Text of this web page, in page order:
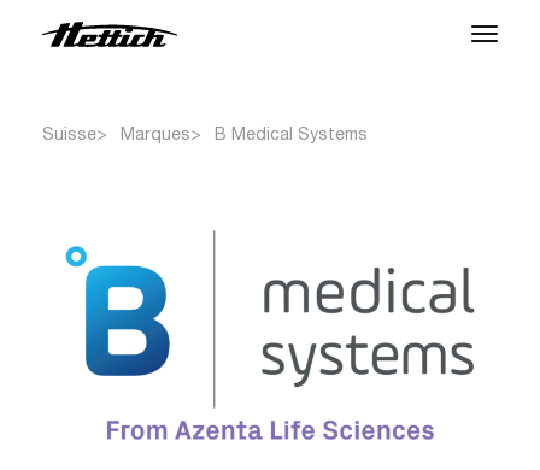
Centre SAV
À propos
Actualités et Événements
Suisse Marques B Medical Systems